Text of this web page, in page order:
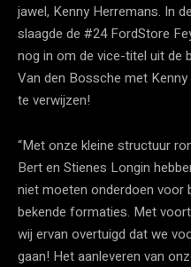
jawel, Kenny Herremans. In
slaagde de #24 FordStore
nog in om de vice-titel uit de
Van den Bossche met
te verwijzen!
“Met onze kleine structuur
Bert en Stienes Longin
niet moeten onderdoen voor
bekende formaties. Met
wij ervan overtuigd dat we
gaan! Het aanleveren van